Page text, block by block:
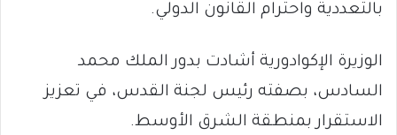
بالتعددية واحترام القانون الدولي.
الوزيرة الإكوادورية أشادت بدور الملك محمد
السادس، بصفته رئيس لجنة القدس، في تعزيز
الاستقرار بمنطقة الشرق الأوسط.